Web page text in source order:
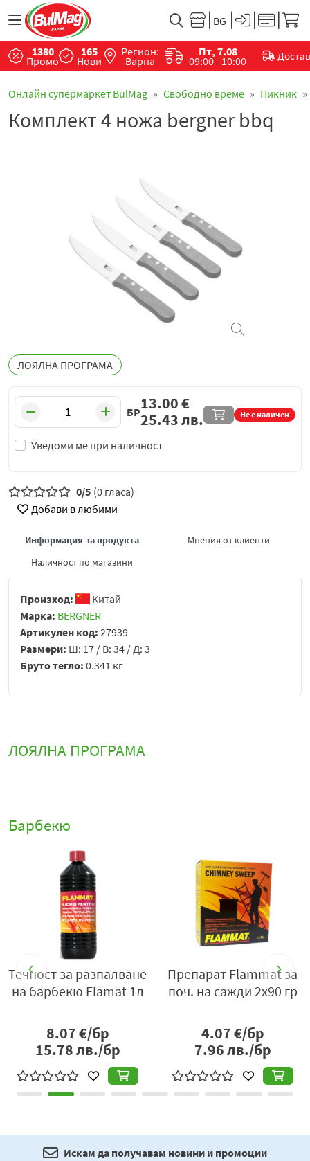
1380
Промо
165
Нови
Регион:
Варна
Пт, 7.08
09:00 - 10:00
Онлайн супермаркет BulMag Свободно време Пикник
Комплект 4 ножа bergner bbq
ЛОЯЛНА ПРОГРАМА
БР Не е наличен
Уведоми ме при наличност
13.00€
25.43лв.
0/5 (0 гласа)
Добави в любими
Информация за продукта
Мнения от клиенти
Наличност по магазини
Произход:
Китай
Марка: BERGNER
Артикулен код: 27939
Размери: Ш: 17 / В: 34 / Д: 3
Бруто тегло: 0.341 кг
ЛОЯЛНА ПРОГРАМА
Барбекю
Течност за разпалване
на барбекю Flamat 1л
8.07€/бр
15.78лв./бр
Препарат Flammat за
поч. на сажди 2х90 гр
4.07€/бр
7.96лв./бр
Искам да получавам новини и промоции